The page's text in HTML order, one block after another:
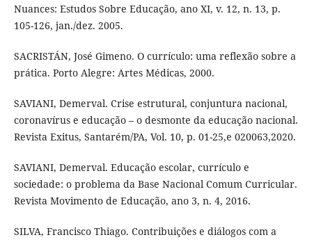
Nuances: Estudos Sobre Educação, ano XI, v. 12, n. 13, p.
105-126, jan./dez. 2005.
SACRISTÁN, José Gimeno. O currículo: uma reflexão sobre a
prática. Porto Alegre: Artes Médicas, 2000.
SAVIANI, Demerval. Crise estrutural, conjuntura nacional,
coronavírus e educação – o desmonte da educação nacional.
Revista Exitus, Santarém/PA, Vol. 10, p. 01-25,e 020063,2020.
SAVIANI, Demerval. Educação escolar, currículo e
sociedade: o problema da Base Nacional Comum Curricular.
Revista Movimento de Educação, ano 3, n. 4, 2016.
SILVA, Francisco Thiago. Contribuições e diálogos com a